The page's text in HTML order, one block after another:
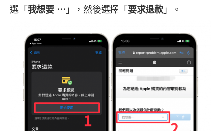
選「 我想要 ⋯ 」，然後選擇「 要求退款 」。